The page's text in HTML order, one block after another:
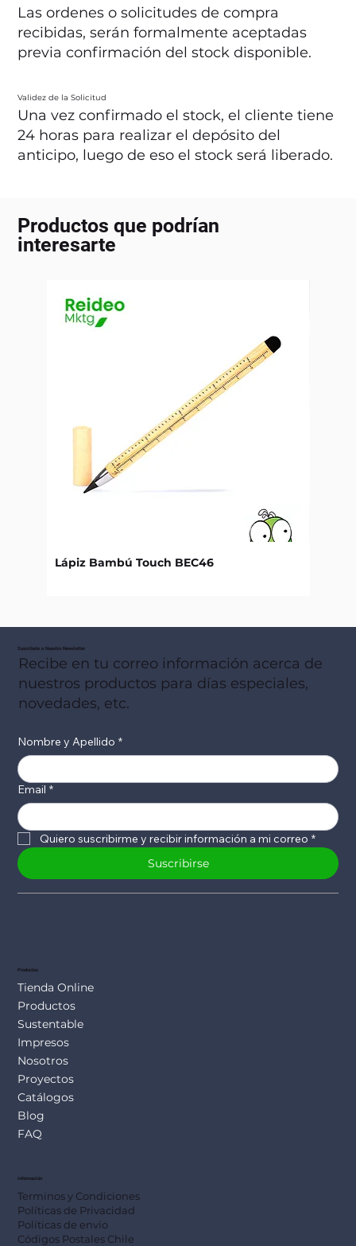
Las ordenes o solicitudes de compra
recibidas, serán formalmente aceptadas
previa confirmación del stock disponible.
Validez de la Solicitud
Una vez confirmado el stock, el cliente tiene
24 horas para realizar el depósito del
anticipo, luego de eso el stock será liberado.
Productos que podrían
interesarte
Lápiz Bambú Touch BEC46
Suscribete a Nuestro Newsletter
Recibe en tu correo información acerca de
nuestros productos para días especiales,
novedades, etc.
Nombre y Apellido *
Email *
Quiero suscribirme y recibir información a mi correo *
Suscribirse
Productos
Tienda Online
Productos
Sustentable
Impresos
Nosotros
Proyectos
Catálogos
Blog
FAQ
Información
Terminos y Condiciones
Políticas de Privacidad
Políticas de envío
Códigos Postales Chile